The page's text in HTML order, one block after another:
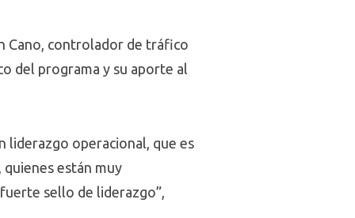
Cano, controlador de tráfico
del programa y su aporte al
liderazgo operacional, que es
están muy
sello de liderazgo”,